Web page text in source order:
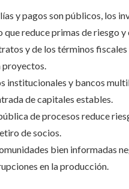
y pagos son públicos, los
reduce primas de riesgo
y de los términos
proyectos.
institucionales y bancos
de capitales estables.
de procesos reduce
de socios.
bien informadas
en la producción.